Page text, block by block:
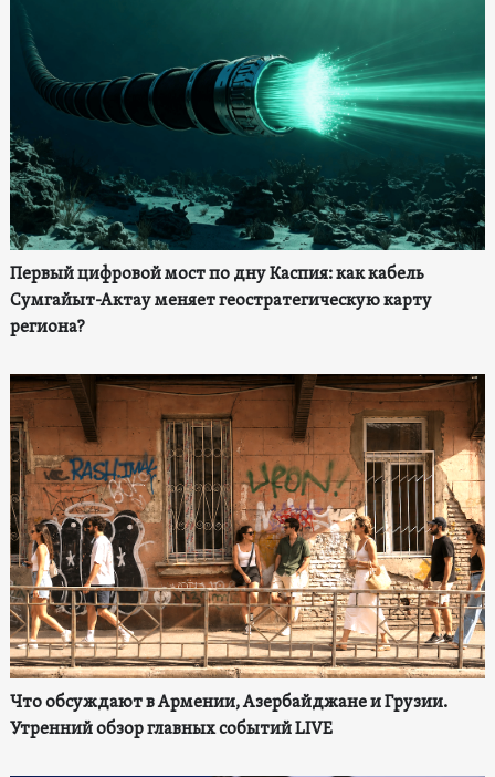
Первый цифровой мост по дну Каспия: как кабель
Сумгайыт-Актау меняет геостратегическую карту
региона?
Что обсуждают в Армении, Азербайджане и Грузии.
Утренний обзор главных событий LIVE